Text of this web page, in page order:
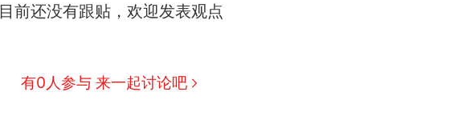
目前还没有跟贴，欢迎发表观点
有0人参与 来一起讨论吧
“全国小炒肉大王”称号，仅凭视频评出？中国烹饪协会回